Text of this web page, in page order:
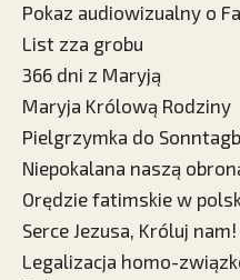
Pokaz audiowizualny o
List zza grobu
366 dni z Maryją
Maryja Królową Rodziny
Pielgrzymka do
Niepokalana naszą
Orędzie fatimskie w
Serce Jezusa, Króluj nam!
Legalizacja homo-